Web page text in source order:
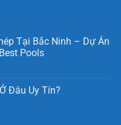
Tại Bắc Ninh – Dự Án
Pools
Đâu Uy Tín?